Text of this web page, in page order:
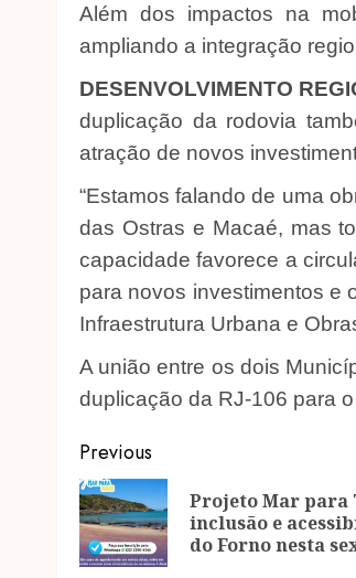
Além dos impactos na
ampliando a integração
DESENVOLVIMENTO
duplicação da rodovia
atração de novos
“Estamos falando de uma
das Ostras e Macaé, mas
capacidade favorece a
para novos investimentos e
Infraestrutura Urbana e
A união entre os dois
duplicação da RJ-106 para
Post
navigation
Previous
Projeto Mar para
inclusão e
do Forno nesta